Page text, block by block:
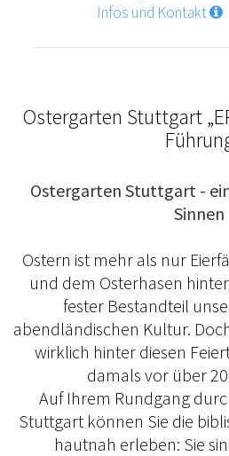
Infos und Kontakt
Ostergarten Stuttgart
Ostergarten Stuttgart -
Sinnen
Ostern ist mehr als nur
und dem Osterhasen
fester Bestandteil
abendländischen Kultur.
wirklich hinter diesen
damals vor über
Auf Ihrem Rundgang
Stuttgart können Sie die
hautnah erleben: Sie